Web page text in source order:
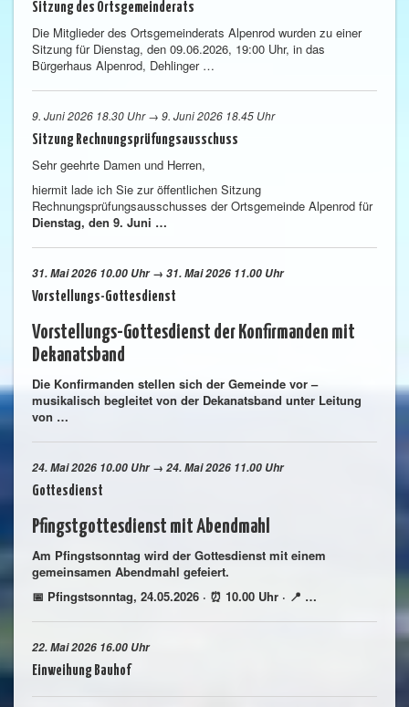
Sitzung des Ortsgemeinderats
Die Mitglieder des Ortsgemeinderats Alpenrod wurden zu einer
Sitzung für Dienstag, den 09.06.2026, 19:00 Uhr, in das
Bürgerhaus Alpenrod, Dehlinger …
9. Juni 2026 18.30 Uhr → 9. Juni 2026 18.45 Uhr
Sitzung Rechnungsprüfungsausschuss
Sehr geehrte Damen und Herren,
hiermit lade ich Sie zur öffentlichen Sitzung
Rechnungsprüfungsausschusses der Ortsgemeinde Alpenrod für
Dienstag, den 9. Juni …
31. Mai 2026 10.00 Uhr → 31. Mai 2026 11.00 Uhr
Vorstellungs-Gottesdienst
Vorstellungs-Gottesdienst der Konfirmanden mit
Dekanatsband
Die Konfirmanden stellen sich der Gemeinde vor –
musikalisch begleitet von der Dekanatsband unter Leitung
von …
24. Mai 2026 10.00 Uhr → 24. Mai 2026 11.00 Uhr
Gottesdienst
Pfingstgottesdienst mit Abendmahl
Am Pfingstsonntag wird der Gottesdienst mit einem
gemeinsamen Abendmahl gefeiert.
📅 Pfingstsonntag, 24.05.2026 · ⏰ 10.00 Uhr · 📍 …
22. Mai 2026 16.00 Uhr
Einweihung Bauhof